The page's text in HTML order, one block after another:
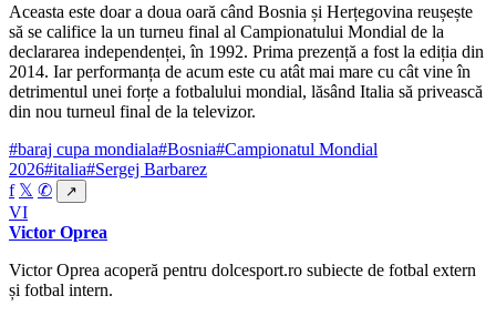
Aceasta este doar a doua oară când Bosnia și Herțegovina reușește
să se califice la un turneu final al Campionatului Mondial de la
declararea independenței, în 1992. Prima prezență a fost la ediția din
2014. Iar performanța de acum este cu atât mai mare cu cât vine în
detrimentul unei forțe a fotbalului mondial, lăsând Italia să privească
din nou turneul final de la televizor.
#baraj cupa mondiala#Bosnia#Campionatul Mondial
2026#italia#Sergej Barbarez
f 𝕏 ✆ ↗
VI
Victor Oprea
Victor Oprea acoperă pentru dolcesport.ro subiecte de fotbal extern
și fotbal intern.